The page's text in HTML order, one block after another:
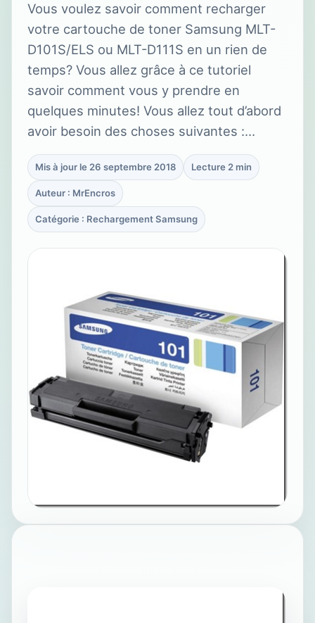
Vous voulez savoir comment recharger
votre cartouche de toner Samsung MLT-
D101S/ELS ou MLT-D111S en un rien de
temps? Vous allez grâce à ce tutoriel
savoir comment vous y prendre en
quelques minutes! Vous allez tout d’abord
avoir besoin des choses suivantes :…
Mis à jour le 26 septembre 2018 Lecture 2 min
Auteur : MrEncros
Catégorie : Rechargement Samsung